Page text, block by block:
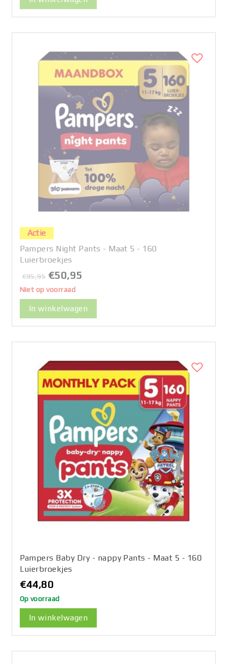
Actie
Pampers Night Pants - Maat 5 - 160
Luierbroekjes
€95,95 €50,95
Niet op voorraad
In winkelwagen
Pampers Baby Dry - nappy Pants - Maat 5 - 160
Luierbroekjes
€44,80
Op voorraad
In winkelwagen